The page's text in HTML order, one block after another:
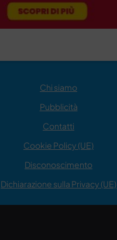
Chi siamo
Pubblicità
Contatti
Cookie Policy (UE)
Disconoscimento
Dichiarazione sulla Privacy (UE)